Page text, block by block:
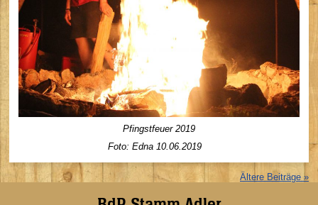
Pfingstfeuer 2019
Foto: Edna 10.06.2019
Ältere Beiträge »